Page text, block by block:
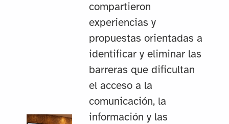
compartieron
experiencias y
propuestas orientadas a
identificar y eliminar las
barreras que dificultan
el acceso a la
comunicación, la
información y las